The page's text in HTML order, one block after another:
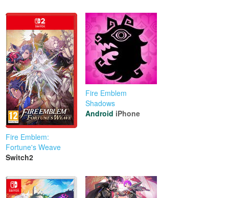
Fire Emblem:
Fortune's Weave
Switch2
Fire Emblem
Shadows
Android iPhone